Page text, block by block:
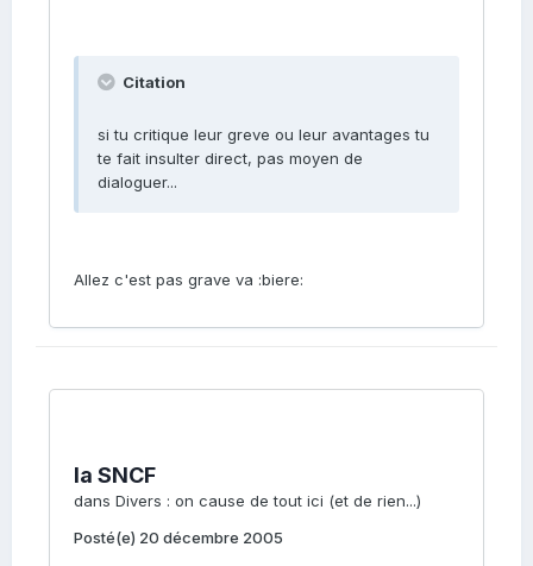
Citation
si tu critique leur greve ou leur avantages tu
te fait insulter direct, pas moyen de
dialoguer...
Allez c'est pas grave va :biere:
la SNCF
dans Divers : on cause de tout ici (et de rien...)
Posté(e) 20 décembre 2005